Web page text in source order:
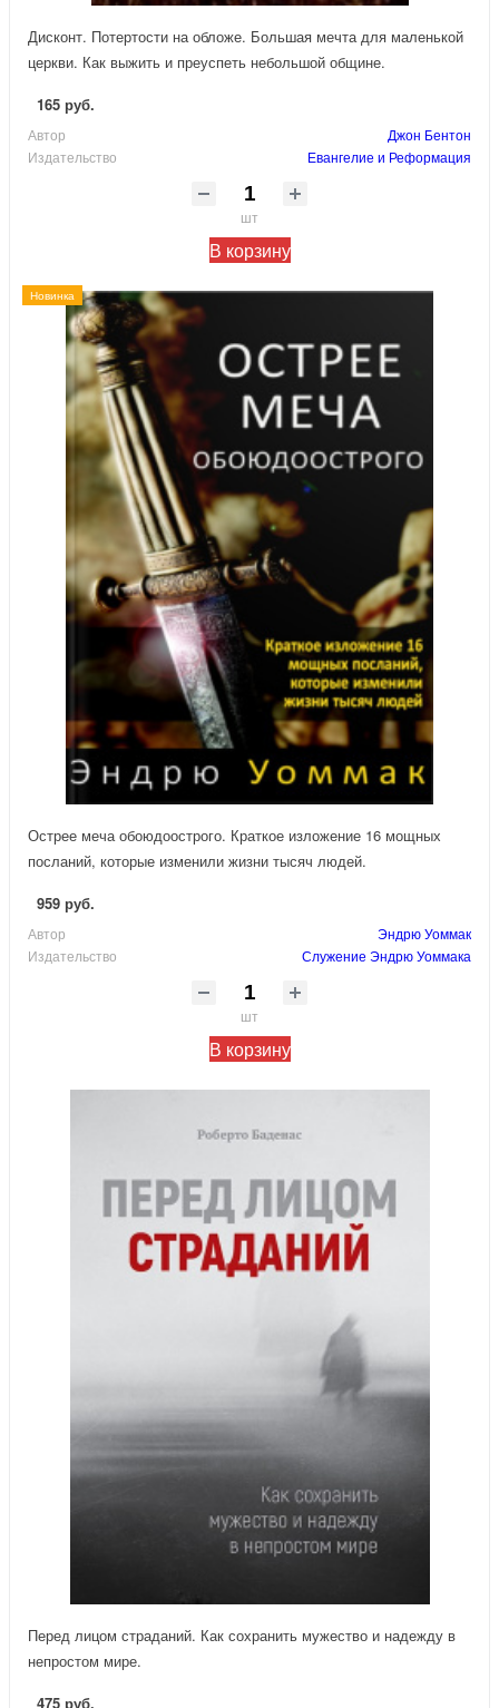
Дисконт. Потертости на обложе. Большая мечта для маленькой
церкви. Как выжить и преуспеть небольшой общине.
165 руб.
Автор
Джон Бентон
Издательство
Евангелие и Реформация
шт
В корзину
Новинка
Острее меча обоюдоострого. Краткое изложение 16 мощных
посланий, которые изменили жизни тысяч людей.
959 руб.
Автор
Эндрю Уоммак
Издательство
Служение Эндрю Уоммака
шт
В корзину
Перед лицом страданий. Как сохранить мужество и надежду в
непростом мире.
475 руб.